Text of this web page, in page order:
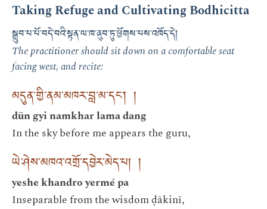
Taking Refuge and Cultivating Bodhicitta
སྒྲུབ་པ་པོ་བདེ་བའི་སྟན་ལ་ཁ་ནུབ་ཏུ་ཕྱོགས་པས་འཁོད་དེ།
The practitioner should sit down on a comfortable seat
facing west, and recite:
མདུན་གྱི་ནམ་མཁར་བླ་མ་དང་། །
dün gyi namkhar lama dang
In the sky before me appears the guru,
ཡེ་ཤེས་མཁའ་འགྲོ་དབྱེར་མེད་པ། །
yeshe khandro yermé pa
Inseparable from the wisdom ḍākinī,